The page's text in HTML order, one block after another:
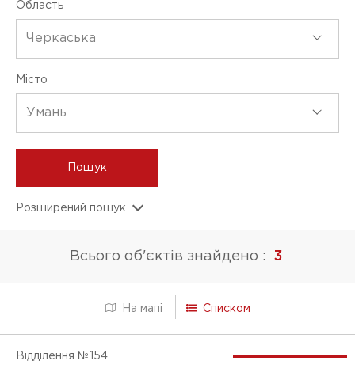
Область
Черкаська
Місто
Умань
Пошук
Розширений пошук
Прийом золота/срібла
Оцінка діамантів
Всього об'єктів знайдено : 3
На мапі Списком
Відділення № 154